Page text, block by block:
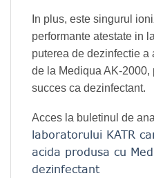
In plus, este singurul
performante atestate in
puterea de dezinfectie a
de la Mediqua AK-2000,
succes ca dezinfectant.
Acces la buletinul de
laboratorului KATR
acida produsa cu
dezinfectant